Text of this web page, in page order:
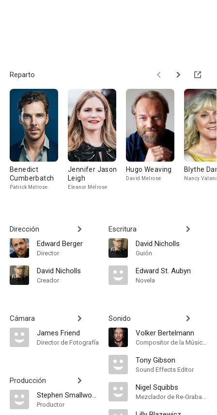
Reparto
Benedict
Cumberbatch
Patrick Melrose
Jennifer Jason
Leigh
Eleanor Melrose
Hugo Weaving
David Melrose
Blythe
Nancy
Dirección
Edward Berger
Director
David Nicholls
Creador
Cámara
James Friend
Director de Fotografía
Producción
Stephen Smallwood
Productor
Escritura
David Nicholls
Guión
Edward St. Aubyn
Novela
Sonido
Volker Bertelmann
Compositor de la Música Original
Tony Gibson
Sound Effects Editor
Nigel Squibbs
Mezclador de Re-Grabación de Sonido